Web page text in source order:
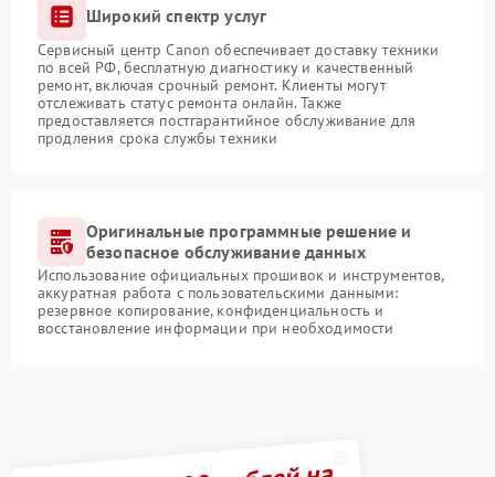
Широкий спектр услуг
Сервисный центр Canon обеспечивает доставку техники
по всей РФ, бесплатную диагностику и качественный
ремонт, включая срочный ремонт. Клиенты могут
отслеживать статус ремонта онлайн. Также
предоставляется постгарантийное обслуживание для
продления срока службы техники
Оригинальные программные решение и
безопасное обслуживание данных
Использование официальных прошивок и инструментов,
аккуратная работа с пользовательскими данными:
резервное копирование, конфиденциальность и
восстановление информации при необходимости